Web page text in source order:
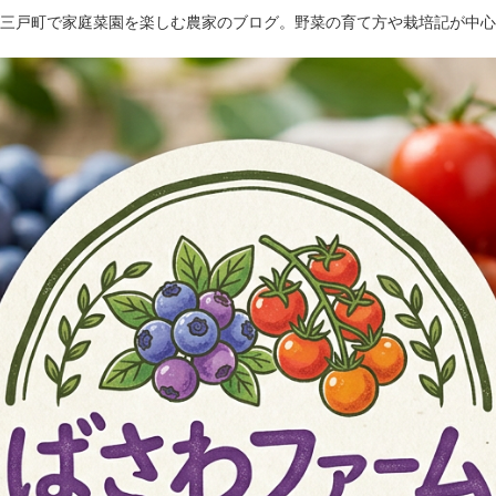
戸町で家庭菜園を楽しむ農家のブログ。野菜の育て方や栽培記が中